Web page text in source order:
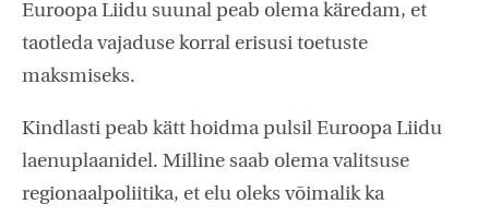
Euroopa Liidu suunal peab olema käredam, et
taotleda vajaduse korral erisusi toetuste
maksmiseks.
Kindlasti peab kätt hoidma pulsil Euroopa Liidu
laenuplaanidel. Milline saab olema valitsuse
regionaalpoliitika, et elu oleks võimalik ka